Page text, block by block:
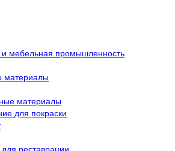
и мебельная промышленность
материалы
материалы
для покраски